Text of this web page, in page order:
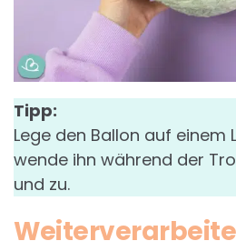
Tipp:
Lege den Ballon auf einem
wende ihn während der
und zu.